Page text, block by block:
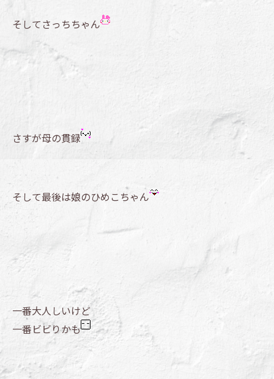
そしてさっちちゃん
さすが母の貫録
そして最後は娘のひめこちゃん
一番大人しいけど
一番ビビりかも